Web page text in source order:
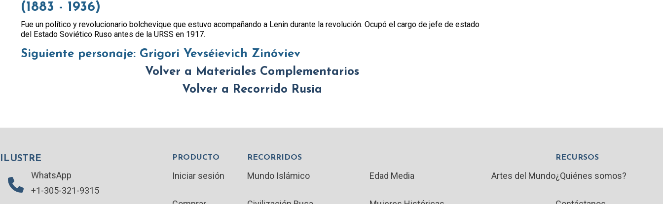
(1883 - 1936)
Fue un político y revolucionario bolchevique que estuvo acompañando a Lenin durante la revolución. Ocupó el cargo de jefe de estado
del Estado Soviético Ruso antes de la URSS en 1917.
Siguiente personaje: Grigori Yevséievich Zinóviev
Volver a Materiales Complementarios
Volver a Recorrido Rusia
ILUSTRE
WhatsApp
+1-305-321-9315
PRODUCTO
Iniciar sesión
RECORRIDOS
Mundo Islámico Edad Media Artes del Mundo
RECURSOS
¿Quiénes somos?